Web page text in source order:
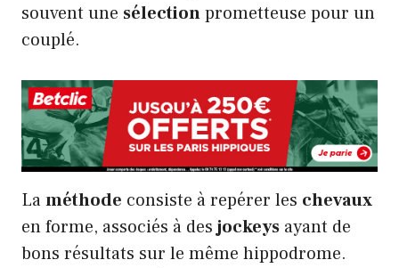
souvent une sélectionprometteuse pour un
couplé.
Laméthode consiste à repérer les chevaux
en forme, associés à desjockeys ayant de
bons résultats sur le même hippodrome.